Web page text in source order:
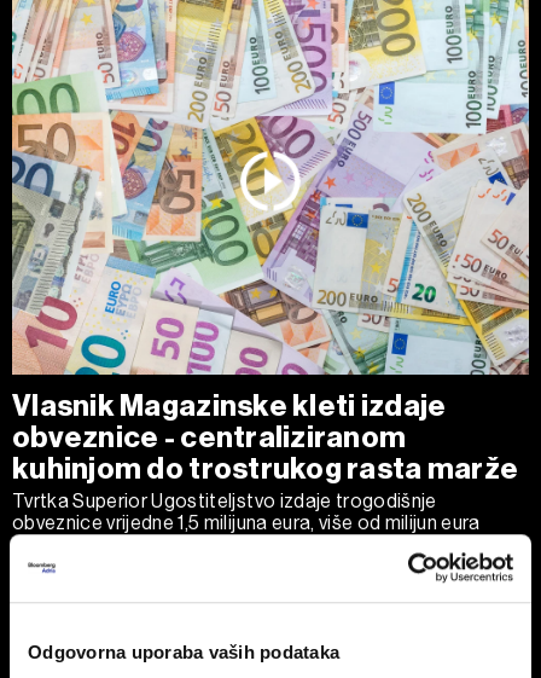
Odgovorna uporaba vaših podataka
Vlasnik Magazinske kleti izdaje
obveznice - centraliziranom
kuhinjom do trostrukog rasta marže
Tvrtka Superior Ugostiteljstvo izdaje trogodišnje
obveznice vrijedne 1,5 milijuna eura, više od milijun eura
ulažu u sustav centralizirane pripreme hrane.